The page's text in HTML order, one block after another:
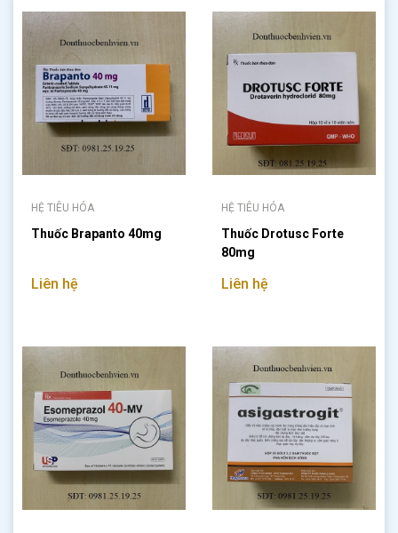
HỆ TIÊU HÓA
Thuốc Brapanto 40mg
Liên hệ
HỆ TIÊU HÓA
Thuốc Drotusc Forte
80mg
Liên hệ